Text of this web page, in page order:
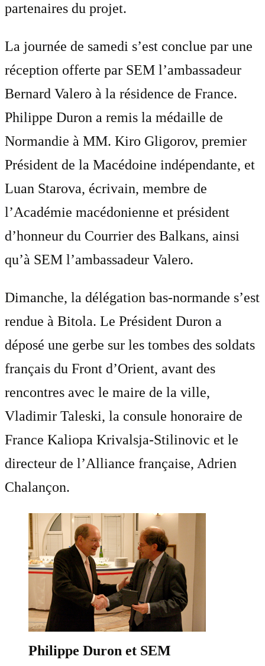
partenaires du projet.
La journée de samedi s’est conclue par une
réception offerte par SEM l’ambassadeur
Bernard Valero à la résidence de France.
Philippe Duron a remis la médaille de
Normandie à MM. Kiro Gligorov, premier
Président de la Macédoine indépendante, et
Luan Starova, écrivain, membre de
l’Académie macédonienne et président
d’honneur du Courrier des Balkans, ainsi
qu’à SEM l’ambassadeur Valero.
Dimanche, la délégation bas-normande s’est
rendue à Bitola. Le Président Duron a
déposé une gerbe sur les tombes des soldats
français du Front d’Orient, avant des
rencontres avec le maire de la ville,
Vladimir Taleski, la consule honoraire de
France Kaliopa Krivalsja-Stilinovic et le
directeur de l’Alliance française, Adrien
Chalançon.
Philippe Duron et SEM